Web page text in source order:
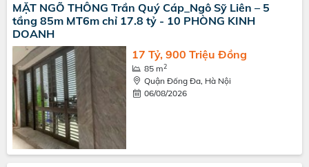
MẶT NGÕ THÔNG Trần Quý Cáp_Ngô Sỹ Liên – 5
tầng 85m MT6m chỉ 17.8 tỷ - 10 PHÒNG KINH
DOANH
17 Tỷ, 900 Triệu Đồng
85 m2
Quận Đống Đa, Hà Nội
06/08/2026